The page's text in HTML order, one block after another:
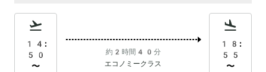
14:
50
〜
約2時間40分
エコノミークラス
18:
55
〜